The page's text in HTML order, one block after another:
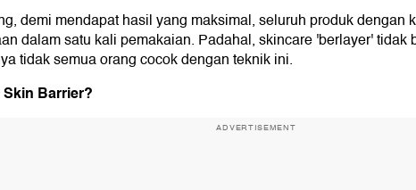
demi mendapat hasil yang maksimal, seluruh produk dengan
dalam satu kali pemakaian. Padahal, skincare 'berlayer' tidak
tidak semua orang cocok dengan teknik ini.
Barrier?
ADVERTISEMENT